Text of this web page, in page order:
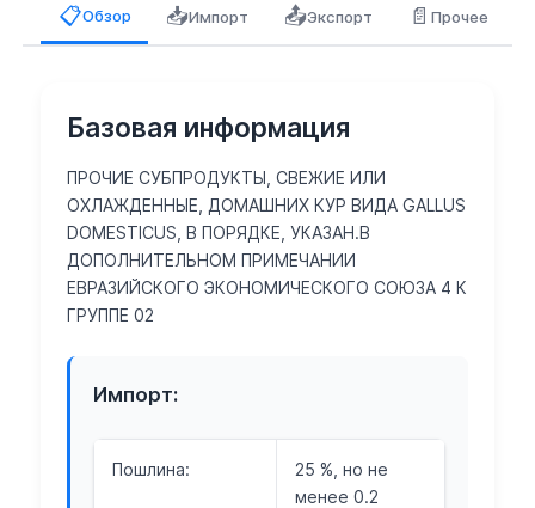
📋Обзор 📥Импорт 📤Экспорт 📄Прочее
Базовая информация
ПРОЧИЕ СУБПРОДУКТЫ, СВЕЖИЕ ИЛИ
ОХЛАЖДЕННЫЕ, ДОМАШНИХ КУР ВИДА GALLUS
DOMESTICUS, В ПОРЯДКЕ, УКАЗАН.В
ДОПОЛНИТЕЛЬНОМ ПРИМЕЧАНИИ
ЕВРАЗИЙСКОГО ЭКОНОМИЧЕСКОГО СОЮЗА 4 К
ГРУППЕ 02
Импорт:
Пошлина:
25 %, но не
менее 0.2